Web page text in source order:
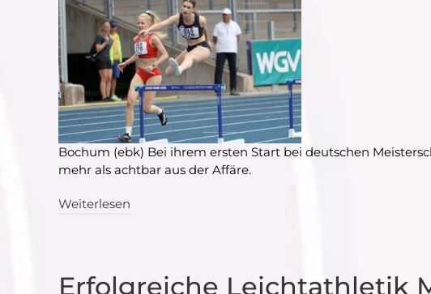
Bochum (ebk) Bei ihrem ersten Start bei deutschen
mehr als achtbar aus der Affäre.
Weiterlesen
Erfolgreiche Leichtathletik